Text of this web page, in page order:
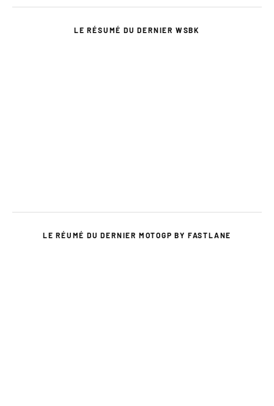
LE RÉSUMÉ DU DERNIER WSBK
LE RÉUMÉ DU DERNIER MOTOGP BY FASTLANE